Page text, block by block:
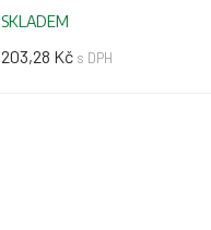
SKLADEM
203,28 Kč s DPH